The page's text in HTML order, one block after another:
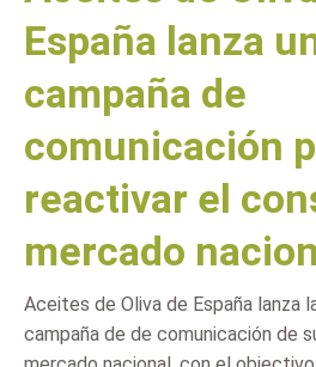
España lanza
campaña de
comunicación
reactivar el
mercado
Aceites de Oliva de España lanza
campaña de de comunicación de